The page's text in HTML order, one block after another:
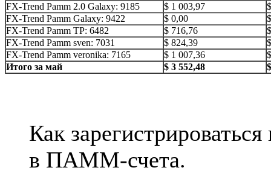
FX-Trend Pamm 2.0 Galaxy: 9185
$ 1 003,97
FX-Trend Pamm Galaxy: 9422
$ 0,00
FX-Trend Pamm TP: 6482
$ 716,76
FX-Trend Pamm sven: 7031
$ 824,39
FX-Trend Pamm veronika: 7165
$ 1 007,36
Итого за май
$ 3 552,48
Как
в ПАММ-счета.